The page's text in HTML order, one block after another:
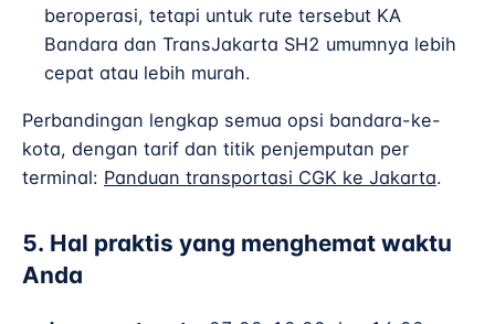
beroperasi, tetapi untuk rute tersebut KA
Bandara dan TransJakarta SH2 umumnya lebih
cepat atau lebih murah.
Perbandingan lengkap semua opsi bandara-ke-
kota, dengan tarif dan titik penjemputan per
terminal: Panduan transportasi CGK ke Jakarta.
5. Hal praktis yang menghemat waktu
Anda